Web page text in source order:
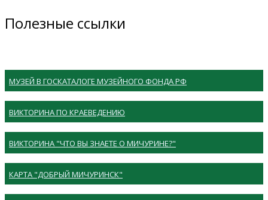
Полезные ссылки
МУЗЕЙ В ГОСКАТАЛОГЕ МУЗЕЙНОГО ФОНДА РФ
ВИКТОРИНА ПО КРАЕВЕДЕНИЮ
ВИКТОРИНА "ЧТО ВЫ ЗНАЕТЕ О МИЧУРИНЕ?"
КАРТА "ДОБРЫЙ МИЧУРИНСК"